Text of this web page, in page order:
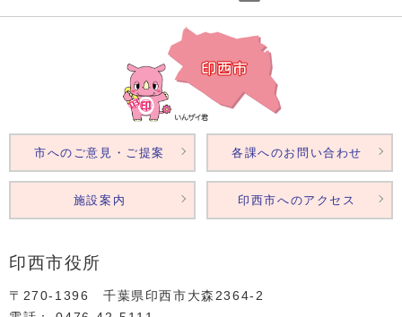
印西市役所
〒270-1396 千葉県印西市大森2364‐2
市へのご意見・ご提案 各課へのお問い合わせ
施設案内 印西市へのアクセス